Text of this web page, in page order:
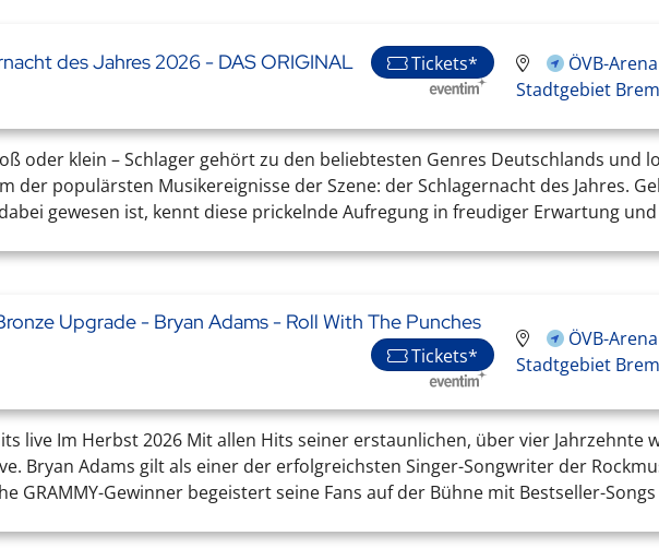
des Jahres 2026 - DAS ORIGINAL Tickets*
ÖVB-
Stadtgebiet
oder klein – Schlager gehört zu den beliebtesten Genres Deutschlands und
der populärsten Musikereignisse der Szene: der Schlagernacht des Jahres.
gewesen ist, kennt diese prickelnde Aufregung in freudiger Erwartung
Upgrade - Bryan Adams - Roll With The Punches
Tickets*
ÖVB-
Stadtgebiet
live Im Herbst 2026 Mit allen Hits seiner erstaunlichen, über vier
Bryan Adams gilt als einer der erfolgreichsten Singer-Songwriter der
GRAMMY-Gewinner begeistert seine Fans auf der Bühne mit Bestseller-Songs